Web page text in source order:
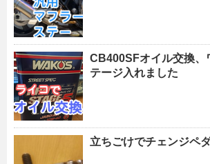
CB400SFオイル交換、
テージ入れました
立ちごけでチェンジペ